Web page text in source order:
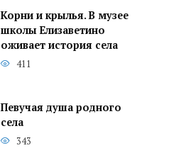
Корни и крылья. В музее
школы Елизаветино
оживает история села
411
Певучая душа родного
села
343